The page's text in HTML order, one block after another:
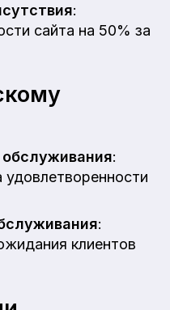
:
сайта на 50% за
:
:
клиентов